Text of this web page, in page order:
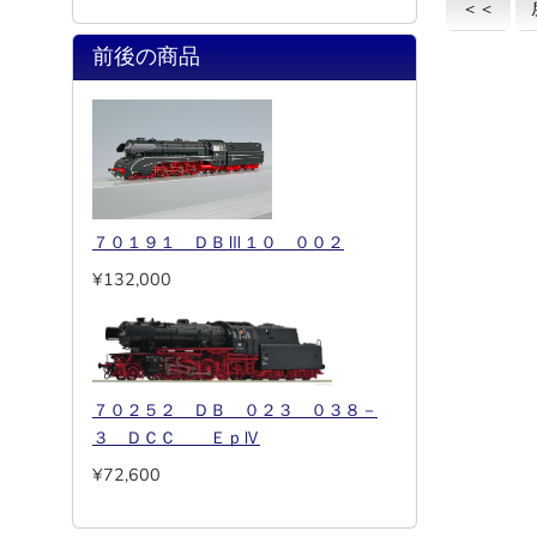
＜＜
前後の商品
７０１９１ ＤＢⅢ１０ ００２
¥132,000
７０２５２ ＤＢ ０２３ ０３８－
３ ＤＣＣ ＥｐⅣ
¥72,600